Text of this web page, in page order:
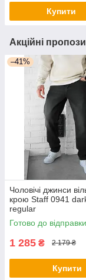
Купити
Акційні
–41%
Чоловічі джинси
крою Staff 0941
regular
Готово до
1 285 ₴ 2 179 ₴
Купити